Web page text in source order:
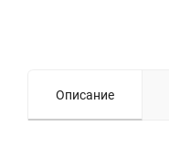
Описание